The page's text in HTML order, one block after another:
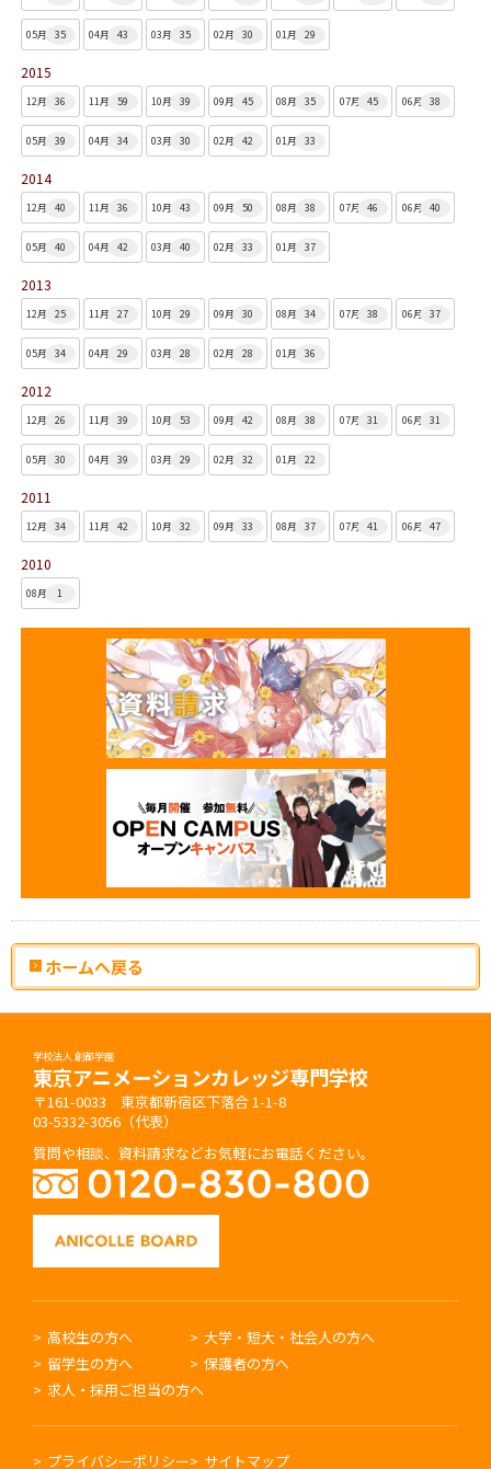
05月 35 04月 43 03月 35 02月 30 01月 29
2015
12月 36 11月 59 10月 39 09月 45 08月 35 07月 45 06月 38
05月 39 04月 34 03月 30 02月 42 01月 33
2014
12月 40 11月 36 10月 43 09月 50 08月 38 07月 46 06月 40
05月 40 04月 42 03月 40 02月 33 01月 37
2013
12月 25 11月 27 10月 29 09月 30 08月 34 07月 38 06月 37
05月 34 04月 29 03月 28 02月 28 01月 36
2012
12月 26 11月 39 10月 53 09月 42 08月 38 07月 31 06月 31
05月 30 04月 39 03月 29 02月 32 01月 22
2011
12月 34 11月 42 10月 32 09月 33 08月 37 07月 41 06月 47
2010
08月 1
ホームへ戻る
学校法人 創都学園
東京アニメーションカレッジ専門学校
〒161-0033 東京都新宿区下落合 1-1-8
03-5332-3056（代表）
質問や相談、資料請求などお気軽にお電話ください。
高校生の方へ
大学・短大・社会人の方へ
留学生の方へ
保護者の方へ
求人・採用ご担当の方へ
プライバシーポリシー サイトマップ